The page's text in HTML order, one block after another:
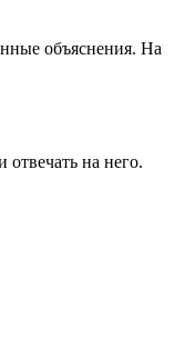
объяснения. На
на него.